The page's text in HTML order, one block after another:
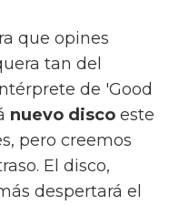
que opines
tan del
de 'Good
nuevo disco este
pero creemos
El disco,
despertará el